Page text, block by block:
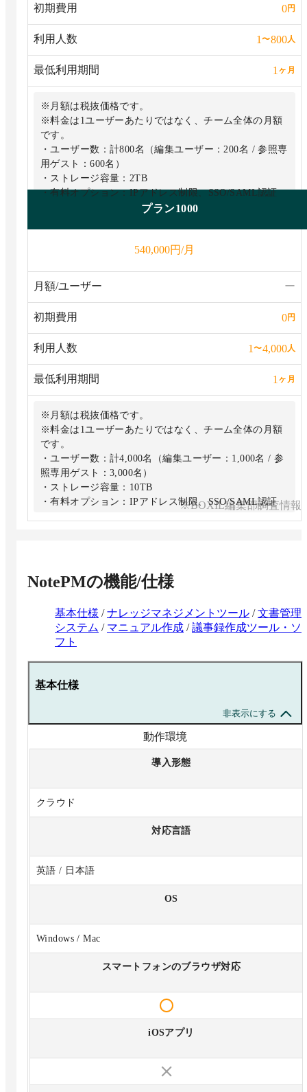
初期費用 0円
利用人数 1〜800人
最低利用期間 1 ヶ月
※月額は税抜価格です。
※料金は1ユーザーあたりではなく、チーム全体の月額
です。
・ユーザー数：計800名（編集ユーザー：200名 / 参照専
用ゲスト：600名）
・ストレージ容量：2TB
・有料オプション：IPアドレス制限、SSO/SAML認証
プラン200~1000までもプランのご用意があります。詳
プラン1000
540,000円/月
月額/ユーザー ー
初期費用 0円
利用人数 1〜4,000人
最低利用期間 1 ヶ月
※月額は税抜価格です。
※料金は1ユーザーあたりではなく、チーム全体の月額
です。
・ユーザー数：計4,000名（編集ユーザー：1,000名 / 参
照専用ゲスト：3,000名）
・ストレージ容量：10TB
・有料オプション：IPアドレス制限、SSO/SAML認証
※BOXIL編集部調査情報
NotePMの機能/仕様
基本仕様 /ナレッジマネジメントツール /文書管理
システム / マニュアル作成 /議事録作成ツール・ソ
フト
基本仕様
非表示にする
動作環境
導入形態
クラウド
対応言語
英語 / 日本語
OS
Windows / Mac
スマートフォンのブラウザ対応
iOSアプリ